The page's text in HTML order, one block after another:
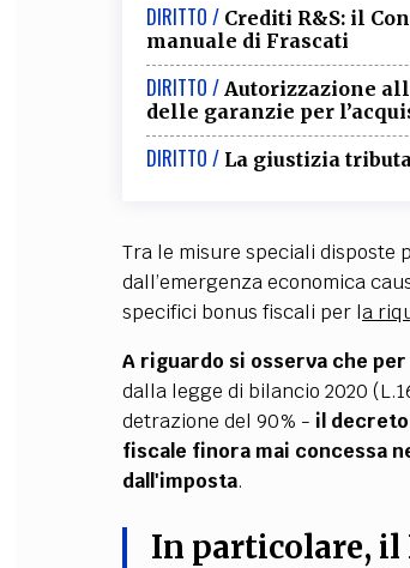
DIRITTO / Crediti R&S: il
manuale di Frascati
DIRITTO / Autorizzazione
delle garanzie per
DIRITTO / La giustizia
Tra le misure speciali
dall’emergenza economica
specifici bonus fiscali per la
A riguardo si osserva che
dalla legge di bilancio 2020
detrazione del 90% - il decreto
fiscale finora mai concessa
dall'imposta.
In particolare, il